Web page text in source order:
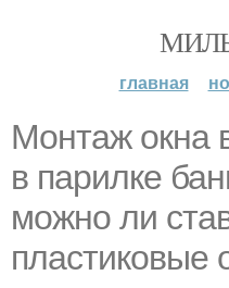
главная
Монтаж окна
в парилке
можно ли
пластиковые